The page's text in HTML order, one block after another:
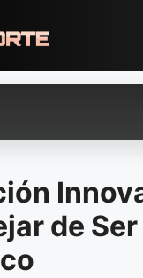
de Ser